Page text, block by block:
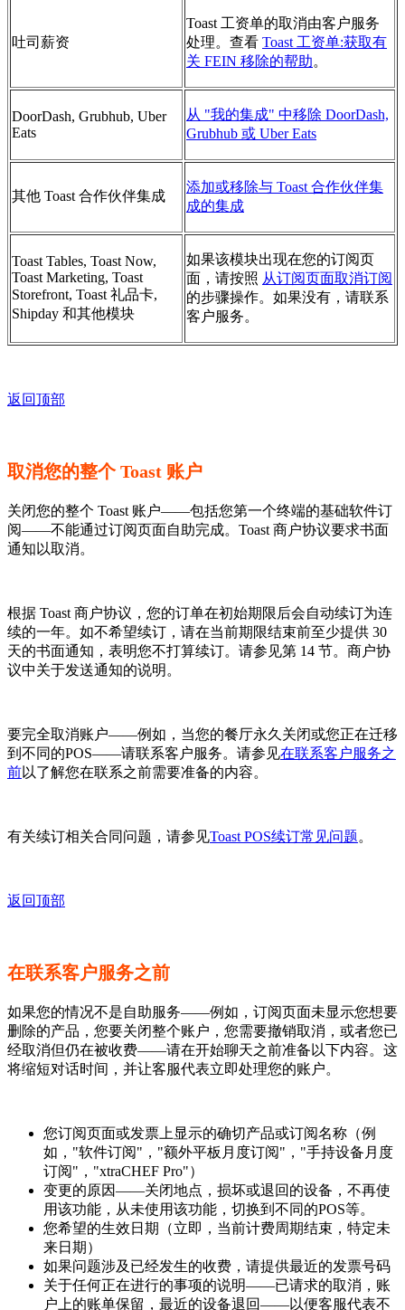
吐司薪资
Toast 工资单的取消由客户服务
处理。查看 Toast 工资单:获取有
关 FEIN 移除的帮助。
DoorDash, Grubhub, Uber
Eats
从 "我的集成" 中移除 DoorDash,
Grubhub 或 Uber Eats
其他 Toast 合作伙伴集成
添加或移除与 Toast 合作伙伴集
成的集成
Toast Tables, Toast Now,
Toast Marketing, Toast
Storefront, Toast 礼品卡,
Shipday 和其他模块
如果该模块出现在您的订阅页
面，请按照 从订阅页面取消订阅
的步骤操作。如果没有，请联系
客户服务。
返回顶部
取消您的整个 Toast 账户
关闭您的整个 Toast 账户——包括您第一个终端的基础软件订
阅——不能通过订阅页面自助完成。Toast 商户协议要求书面
通知以取消。
根据 Toast 商户协议，您的订单在初始期限后会自动续订为连
续的一年。如不希望续订，请在当前期限结束前至少提供 30
天的书面通知，表明您不打算续订。请参见第 14 节。商户协
议中关于发送通知的说明。
要完全取消账户——例如，当您的餐厅永久关闭或您正在迁移
到不同的POS——请联系客户服务。请参见在联系客户服务之
前以了解您在联系之前需要准备的内容。
有关续订相关合同问题，请参见Toast POS续订常见问题。
返回顶部
在联系客户服务之前
如果您的情况不是自助服务——例如，订阅页面未显示您想要
删除的产品，您要关闭整个账户，您需要撤销取消，或者您已
经取消但仍在被收费——请在开始聊天之前准备以下内容。这
将缩短对话时间，并让客服代表立即处理您的账户。
您订阅页面或发票上显示的确切产品或订阅名称（例
如，"软件订阅"，"额外平板月度订阅"，"手持设备月度
订阅"，"xtraCHEF Pro"）
变更的原因——关闭地点，损坏或退回的设备，不再使
用该功能，从未使用该功能，切换到不同的POS等。
您希望的生效日期（立即，当前计费周期结束，特定未
来日期）
如果问题涉及已经发生的收费，请提供最近的发票号码
关于任何正在进行的事项的说明——已请求的取消，账
户上的账单保留，最近的设备退回——以便客服代表不